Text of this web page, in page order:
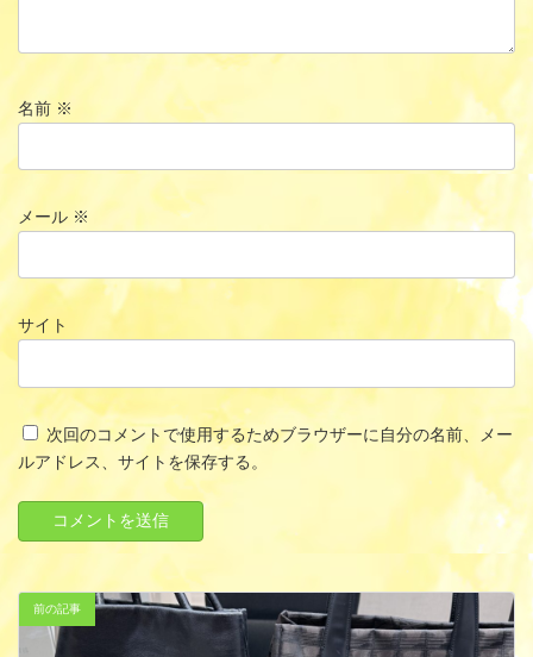
名前 ※
メール ※
サイト
次回のコメントで使用するためブラウザーに自分の名前、メー
ルアドレス、サイトを保存する。
前の記事